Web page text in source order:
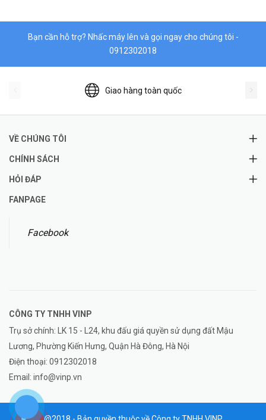
Bạn cần hỗ trợ? Nhấc máy lên và gọi ngay cho chúng tôi -
0912302018
Giao hàng toàn quốc
VỀ CHÚNG TÔI
CHÍNH SÁCH
HỎI ĐÁP
FANPAGE
Facebook
CÔNG TY TNHH VINP
Trụ sở chính: LK 15 - L24, khu đấu giá quyền sử dụng đất Mậu
Lương, Phường Kiến Hưng, Quận Hà Đông, Hà Nội
Điện thoại: 0912302018
Email: info@vinp.vn